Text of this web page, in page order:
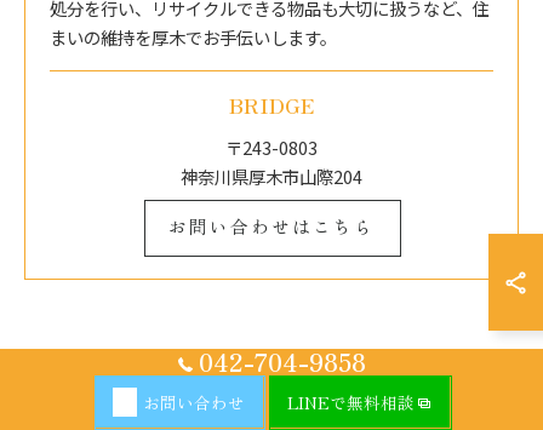
処分を行い、リサイクルできる物品も大切に扱うなど、住
まいの維持を厚木でお手伝いします。
BRIDGE
〒243-0803
神奈川県厚木市山際204
お問い合わせはこちら
042-704-9858
お問い合わせ LINEで無料相談